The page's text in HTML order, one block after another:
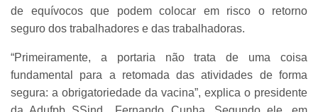
de equívocos que podem colocar em risco o retorno
seguro dos trabalhadores e das trabalhadoras.
“Primeiramente, a portaria não trata de uma coisa
fundamental para a retomada das atividades de forma
segura: a obrigatoriedade da vacina”, explica o presidente